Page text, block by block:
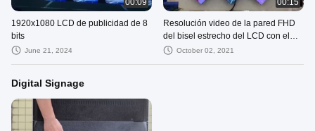
00:09
1920x1080 LCD de publicidad de 8
bits
June 21, 2024
00:15
Resolución video de la pared FHD
del bisel estrecho del LCD con el
gabinete
October 02, 2021
Digital Signage